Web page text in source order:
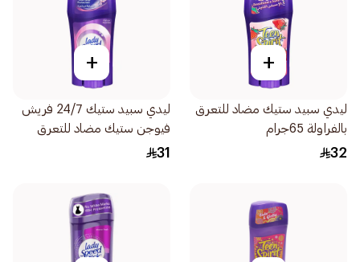
+
ليدي سبيد ستيك مضاد للتعرق
بالفراولة 65جرام
32
+
ليدي سبيد ستيك 24/7 فريش
فيوجن ستيك مضاد للتعرق
والروائح الغير محببة 65جرام
31